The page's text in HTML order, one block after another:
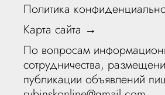
Политика
Карта сайта →
По вопросам
сотрудничества,
публикации объявлений